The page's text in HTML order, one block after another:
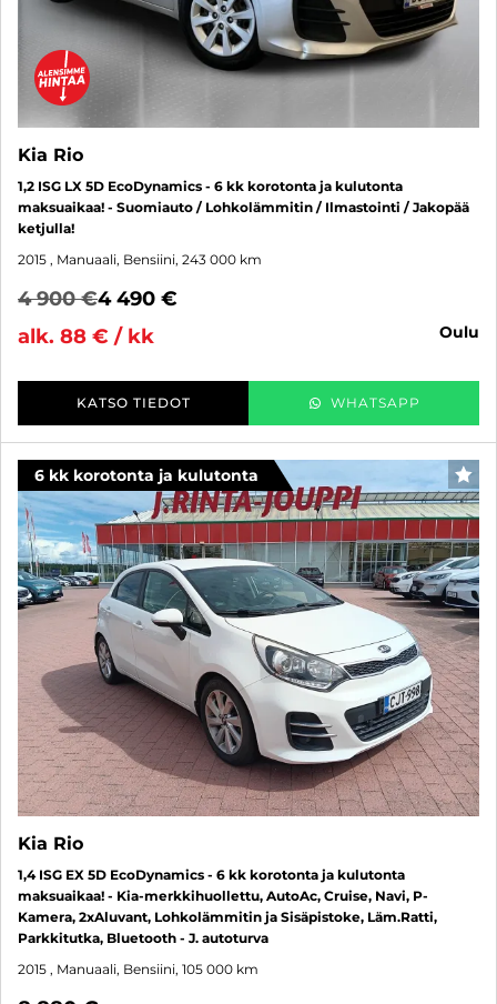
Kia Rio
1,2 ISG LX 5D EcoDynamics - 6 kk korotonta ja kulutonta
maksuaikaa! - Suomiauto / Lohkolämmitin / Ilmastointi / Jakopää
ketjulla!
2015 , Manuaali, Bensiini, 243 000 km
4 900 €4 490 €
alk. 88 € / kk
oulu
KATSO TIEDOT WHATSAPP
6 kk korotonta ja kulutonta
Kia Rio
1,4 ISG EX 5D EcoDynamics - 6 kk korotonta ja kulutonta
maksuaikaa! - Kia-merkkihuollettu, AutoAc, Cruise, Navi, P-
Kamera, 2xAluvant, Lohkolämmitin ja Sisäpistoke, Läm.Ratti,
Parkkitutka, Bluetooth - J. autoturva
2015 , Manuaali, Bensiini, 105 000 km